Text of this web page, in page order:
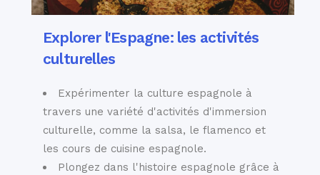
Explorer l'Espagne: les activités
culturelles
Expérimenter la culture espagnole à
travers une variété d'activités d'immersion
culturelle, comme la salsa, le flamenco et
les cours de cuisine espagnole.
Plongez dans l'histoire espagnole grâce à